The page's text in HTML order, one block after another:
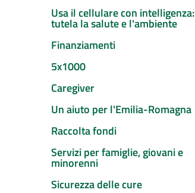
Usa il cellulare con intelligenza:
tutela la salute e l'ambiente
Finanziamenti
5x1000
Caregiver
Un aiuto per l'Emilia-Romagna
Raccolta fondi
Servizi per famiglie, giovani e
minorenni
Sicurezza delle cure